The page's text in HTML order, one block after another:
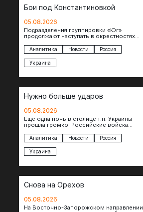
Бои под Константиновкой
05.08.2026
Подразделения группировки «Юг»
продолжают наступать в окрестностях
города. Пока на восточном фланге идут
ожесточенные бои за окраины…
Аналитика Новости Россия
Украина
Нужно больше ударов
05.08.2026
Ещё одна ночь в столице т.н. Украины
прошла громко. Российские войска
объекты и предприятия в Киеве и
окрестностях….
Аналитика Новости Россия
Украина
Снова на Орехов
05.08.2026
На Восточно-Запорожском направлении